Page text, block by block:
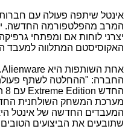
אינטל שיתפה פעולה עם
המרב מהפלטפורמה החדשה.
יצרני לוחות אם ומפתחי
האקוסיסטם המתלווה למעבד
אחת השותפות היא Alienware
.
החברה: "ההחלטה לשתף
החדש Extreme Edition עם 8 הליבות ב-
מערכת המשחק השולחנית
המעבדים החדשה של אינטל
שתובעים את הביצועים